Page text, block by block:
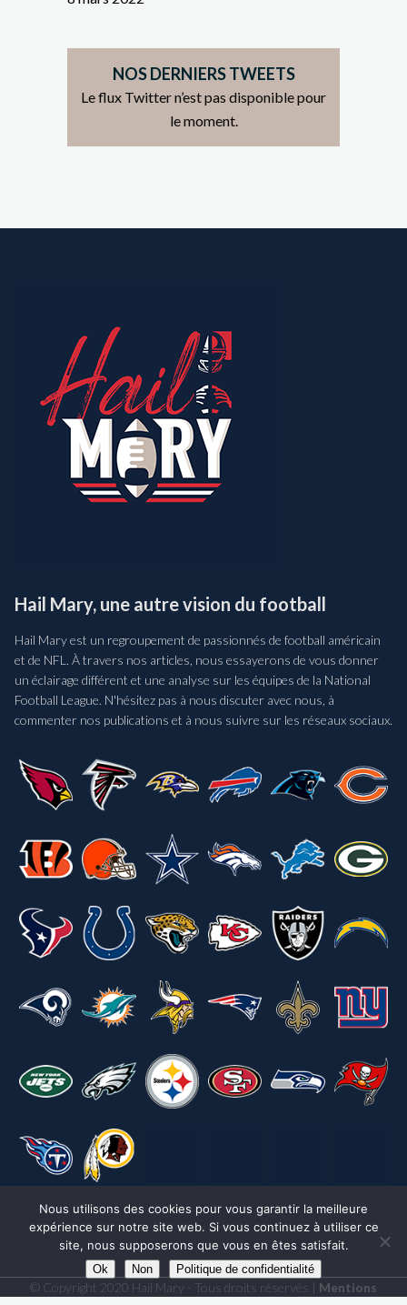
NOS DERNIERS TWEETS
Le flux Twitter n’est pas disponible pour
le moment.
Hail Mary, une autre vision du football
Hail Mary est un regroupement de passionnés de football américain
et de NFL. À travers nos articles, nous essayerons de vous donner
un éclairage différent et une analyse sur les équipes de la National
Football League. N'hésitez pas à nous discuter avec nous, à
commenter nos publications et à nous suivre sur les réseaux sociaux.
© Copyright 2020 Hail Mary - Tous droits réservés | Mentions
Nous utilisons des cookies pour vous garantir la meilleure
expérience sur notre site web. Si vous continuez à utiliser ce
site, nous supposerons que vous en êtes satisfait.
Ok Non Politique de confidentialité